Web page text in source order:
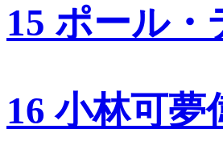
15 ポール
16 小林可夢